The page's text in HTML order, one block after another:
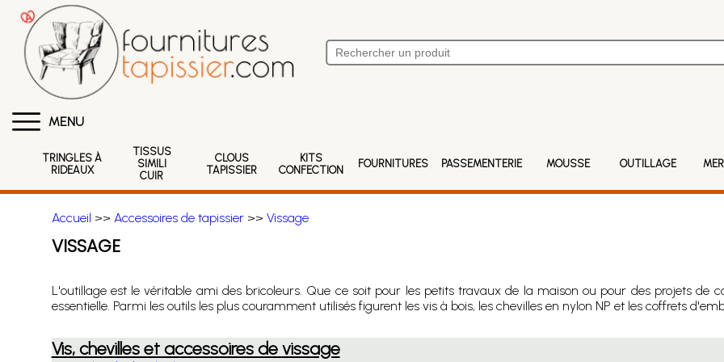
MENU
TRINGLES À
RIDEAUX
TISSUS
SIMILI
CUIR
CLOUS
TAPISSIER
KITS
CONFECTION
FOURNITURES PASSEMENTERIE MOUSSE OUTILLAGE
Accueil >> Accessoires de tapissier>> Vissage
VISSAGE
L'outillage est le véritable ami des bricoleurs. Que ce soit pour les petits travaux de la maison ou pour des projets de
essentielle. Parmi les outils les plus couramment utilisés figurent les vis à bois, les chevilles en nylon NP et les coffrets
Vis, chevilles et accessoires de vissage